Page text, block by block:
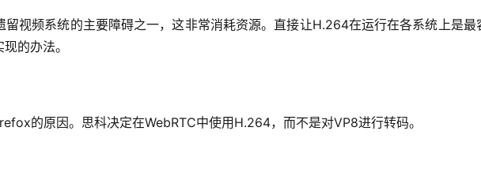
留视频系统的主要障碍之一，这非常消耗资源。直接让H.264在运行在各系统上是最
的办法。
的原因。思科决定在WebRTC中使用H.264，而不是对VP8进行转码。